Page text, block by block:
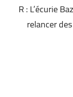
R : L’écurie
relancer